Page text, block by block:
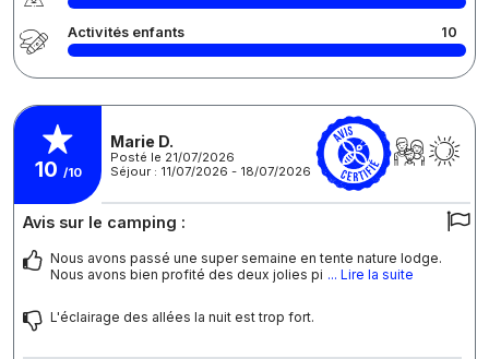
Activités enfants 10
10 /10
Marie D.
Posté le 21/07/2026
Séjour : 11/07/2026 - 18/07/2026
Avis sur le camping :
Nous avons passé une super semaine en tente nature lodge.
Nous avons bien profité des deux jolies pi ... Lire la suite
L'éclairage des allées la nuit est trop fort.